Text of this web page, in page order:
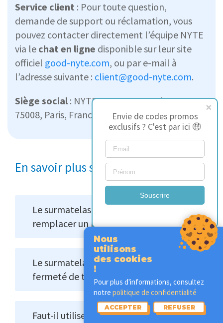
Service client : Pour toute question,
demande de support ou réclamation, vous
pouvez contacter directement l’équipe NYTE
via le chat en ligne disponible sur leur site
officiel good-nyte.com, ou par e-mail à
l’adresse suivante : client@good-nyte.com.
Siège social : NYTE, 60 Rue Francois IER
75008, Paris, France
En savoir plus sur le sujet (FAQ)
Le surmatelas Nyte Tonic peut-il
remplacer un matelas usé ?
Le surmatelas Tonic modifie-t-il la
fermeté de tous les matelas ?
Faut-il utiliser un protège-matelas
Envie de codes promos
exclusifs ? C'est par ici 🤑
Souscrire
Nous
utilisons
des cookies
!
Pour plus d'informations, consultez
notre politique de confidentialité
ACCEPTER REFUSER